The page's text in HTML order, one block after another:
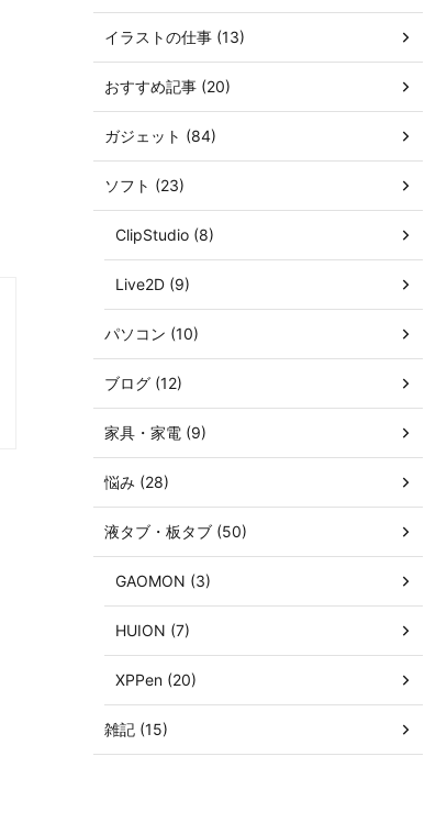
イラストの仕事 (13)
おすすめ記事 (20)
ガジェット (84)
ソフト (23)
ClipStudio (8)
Live2D (9)
パソコン (10)
ブログ (12)
家具・家電 (9)
悩み (28)
液タブ・板タブ (50)
GAOMON (3)
HUION (7)
XPPen (20)
雑記 (15)